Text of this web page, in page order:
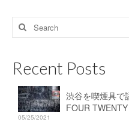
Search
for:
Recent Posts
渋谷を喫煙具で
FOUR
05/25/2021